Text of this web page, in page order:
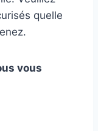
quelle
vous